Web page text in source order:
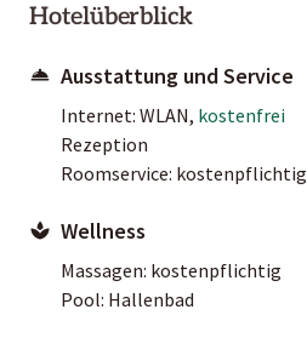
Hotelüberblick
Ausstattung und Service
Internet: WLAN, kostenfrei
Rezeption
Roomservice: kostenpflichtig
Wellness
Massagen: kostenpflichtig
Pool: Hallenbad